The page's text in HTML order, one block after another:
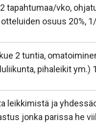
tapahtumaa/vko,
osuus 20%,
2 tuntia,
pihaleikit ym.)
leikkimistä ja
jonka parissa he